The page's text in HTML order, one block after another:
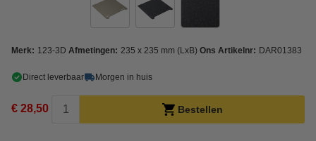
Merk: 123-3D Afmetingen: 235 x 235 mm (LxB) Ons Artikelnr: DAR01383
Direct leverbaar Morgen in huis
€ 28,50 Bestellen